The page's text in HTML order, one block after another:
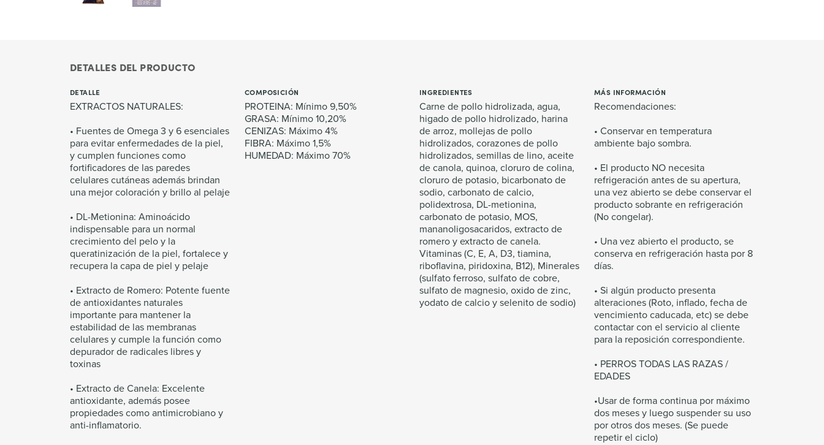
DETALLES DEL PRODUCTO
DETALLE
EXTRACTOS NATURALES:
• Fuentes de Omega 3 y 6 esenciales
para evitar enfermedades de la piel,
y cumplen funciones como
fortificadores de las paredes
celulares cutáneas además brindan
una mejor coloración y brillo al pelaje
• DL-Metionina: Aminoácido
indispensable para un normal
crecimiento del pelo y la
queratinización de la piel, fortalece y
recupera la capa de piel y pelaje
• Extracto de Romero: Potente fuente
de antioxidantes naturales
importante para mantener la
estabilidad de las membranas
celulares y cumple la función como
depurador de radicales libres y
toxinas
• Extracto de Canela: Excelente
antioxidante, además posee
propiedades como antimicrobiano y
anti-inflamatorio.
COMPOSICIÓN
PROTEINA: Mínimo 9,50%
GRASA: Mínimo 10,20%
CENIZAS: Máximo 4%
FIBRA: Máximo 1,5%
HUMEDAD: Máximo 70%
INGREDIENTES
Carne de pollo hidrolizada, agua,
higado de pollo hidrolizado, harina
de arroz, mollejas de pollo
hidrolizados, corazones de pollo
hidrolizados, semillas de lino, aceite
de canola, quinoa, cloruro de colina,
cloruro de potasio, bicarbonato de
sodio, carbonato de calcio,
polidextrosa, DL-metionina,
carbonato de potasio, MOS,
mananoligosacaridos, extracto de
romero y extracto de canela.
Vitaminas (C, E, A, D3, tiamina,
riboflavina, piridoxina, B12), Minerales
(sulfato ferroso, sulfato de cobre,
sulfato de magnesio, oxido de zinc,
yodato de calcio y selenito de sodio)
MÁS INFORMACIÓN
Recomendaciones:
• Conservar en temperatura
ambiente bajo sombra.
• El producto NO necesita
refrigeración antes de su apertura,
una vez abierto se debe conservar el
producto sobrante en refrigeración
(No congelar).
• Una vez abierto el producto, se
conserva en refrigeración hasta por 8
días.
• Si algún producto presenta
alteraciones (Roto, inflado, fecha de
vencimiento caducada, etc) se debe
contactar con el servicio al cliente
para la reposición correspondiente.
• PERROS TODAS LAS RAZAS /
EDADES
•Usar de forma continua por máximo
dos meses y luego suspender su uso
por otros dos meses. (Se puede
repetir el ciclo)